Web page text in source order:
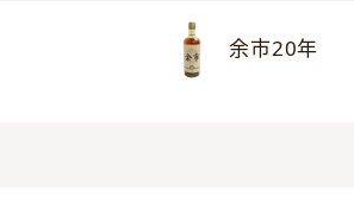
余市20年